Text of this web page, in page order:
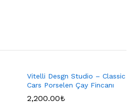
Vitelli Desgn Studio – Classic
Cars Porselen Çay Fincanı
2,200.00₺